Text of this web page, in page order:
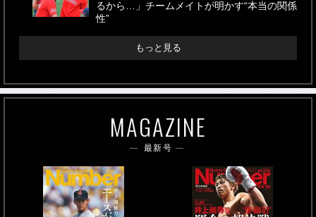
るから…」チームメイトが明かす“本当の関係
性”
もっと見る
MAGAZINE
最新号